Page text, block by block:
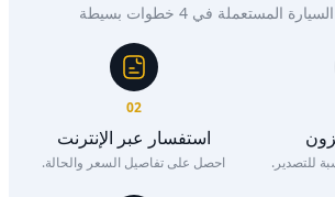
المستعملة في 4 خطوات بسيطة
للتصدير.
02
استفسار عبر الإنترنت
احصل على تفاصيل السعر والحالة.